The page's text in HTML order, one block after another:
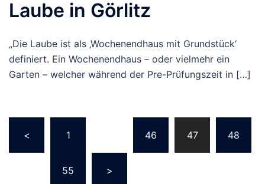
Laube in Görlitz
„Die Laube ist als ‚Wochenendhaus mit Grundstück‘
definiert. Ein Wochenendhaus – oder vielmehr ein
Garten – welcher während der Pre-Prüfungszeit in […]
der
Beiträge
< 1 46 47 48
55 >